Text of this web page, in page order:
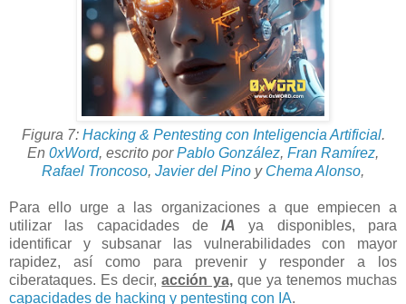
Figura 7: Hacking & Pentesting con Inteligencia Artificial.
En 0xWord, escrito porPablo González, Fran Ramírez,
Rafael Troncoso, Javier del Pino y Chema Alonso,
Para ello urge a las organizaciones a que empiecen a
utilizar las capacidades deIA ya disponibles, para
identificar y subsanar las vulnerabilidades con mayor
rapidez, así como para prevenir y responder a los
ciberataques. Es decir,acción ya,que ya tenemos muchas
capacidades de hacking y pentesting con IA.